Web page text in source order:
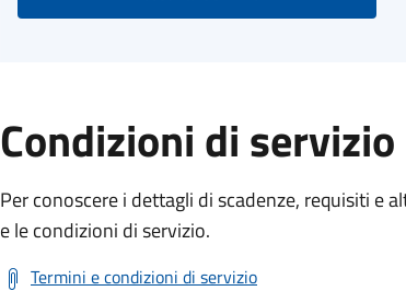
Condizioni di servizio
Per conoscere i dettagli di scadenze, requisiti e
e le condizioni di servizio.
Termini e condizioni di servizio